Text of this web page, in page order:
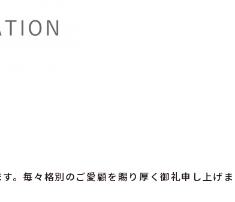
。毎々格別のご愛顧を賜り厚く御礼申し上げま